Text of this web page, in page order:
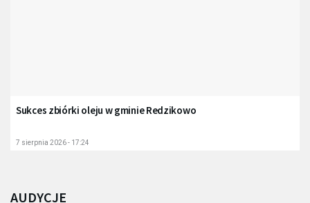
Sukces zbiórki oleju w gminie Redzikowo
7 sierpnia 2026 - 17:24
AUDYCJE